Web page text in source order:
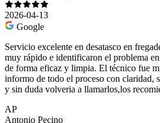
2026-04-13
Google
Servicio excelente en desatasco en
muy rápido e identificaron el problema
de forma eficaz y limpia. El técnico fue
informo de todo el proceso con claridad,
y sin duda volveria a llamarlos,los
AP
Antonio Pecino